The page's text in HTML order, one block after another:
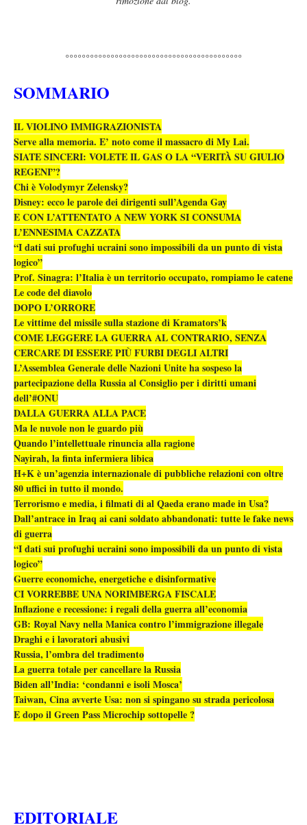
°°°°°°°°°°°°°°°°°°°°°°°°°°°°°°°°°°°°°°°°°°°
SOMMARIO
IL VIOLINO IMMIGRAZIONISTA
Serve alla memoria. E’ noto come il massacro di My Lai.
SIATE SINCERI: VOLETE IL GAS O LA “VERITÀ SU GIULIO
REGENI”?
Chi è Volodymyr Zelensky?
Disney: ecco le parole dei dirigenti sull’Agenda Gay
E CON L’ATTENTATO A NEW YORK SI CONSUMA
L’ENNESIMA CAZZATA
“I dati sui profughi ucraini sono impossibili da un punto di vista
logico”
Prof. Sinagra: l’Italia è un territorio occupato, rompiamo le catene
Le code del diavolo
DOPO L’ORRORE
Le vittime del missile sulla stazione di Kramators’k
COME LEGGERE LA GUERRA AL CONTRARIO, SENZA
CERCARE DI ESSERE PIÙ FURBI DEGLI ALTRI
L’Assemblea Generale delle Nazioni Unite ha sospeso la
partecipazione della Russia al Consiglio per i diritti umani
dell’#ONU
DALLA GUERRA ALLA PACE
Ma le nuvole non le guardo più
Quando l’intellettuale rinuncia alla ragione
Nayirah, la finta infermiera libica
H+K è un’agenzia internazionale di pubbliche relazioni con oltre
80 uffici in tutto il mondo.
Terrorismo e media, i filmati di al Qaeda erano made in Usa?
Dall’antrace in Iraq ai cani soldato abbandonati: tutte le fake news
di guerra
“I dati sui profughi ucraini sono impossibili da un punto di vista
logico”
Guerre economiche, energetiche e disinformative
CI VORREBBE UNA NORIMBERGA FISCALE
Inflazione e recessione: i regali della guerra all’economia
GB: Royal Navy nella Manica contro l’immigrazione illegale
Draghi e i lavoratori abusivi
Russia, l’ombra del tradimento
La guerra totale per cancellare la Russia
Biden all’India: ‘condanni e isoli Mosca’
Taiwan, Cina avverte Usa: non si spingano su strada pericolosa
E dopo il Green Pass Microchip sottopelle ?
EDITORIALE